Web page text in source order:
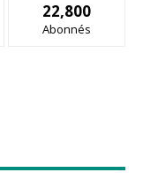
22,800
Abonnés